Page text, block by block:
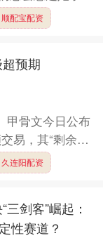
岁便问鼎全
顺配宝配资
预期
甲骨文今日公布
易，其“剩余履
施业....
久连阳配资
剑客”崛起：
性赛道？